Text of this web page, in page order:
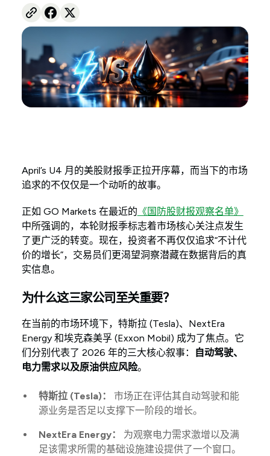
April’s U4 月的美股财报季正拉开序幕，而当下的市场
追求的不仅仅是一个动听的故事。
正如 GO Markets 在最近的 《国防股财报观察名单》
中所强调的，本轮财报季标志着市场核心关注点发生
了更广泛的转变。现在，投资者不再仅仅追求“不计代
价的增长”，交易员们更渴望洞察潜藏在数据背后的真
实信息。
为什么这三家公司至关重要？
在当前的市场环境下，特斯拉 (Tesla)、NextEra
Energy 和埃克森美孚 (Exxon Mobil) 成为了焦点。它
们分别代表了 2026 年的三大核心叙事：
自动驾驶、
电力需求以及原油供应风险。
特斯拉 (Tesla)：
市场正在评估其自动驾驶和能
源业务是否足以支撑下一阶段的增长。
NextEra Energy：
为观察电力需求激增以及满
足该需求所需的基础设施建设提供了一个窗口。